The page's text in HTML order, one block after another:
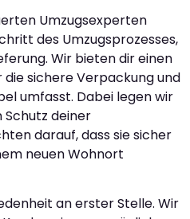
Umzugsexperten
des Umzugsprozesses,
Wir bieten dir einen
sichere Verpackung und
umfasst. Dabei legen wir
deiner
darauf, dass sie sicher
neuen Wohnort
an erster Stelle. Wir